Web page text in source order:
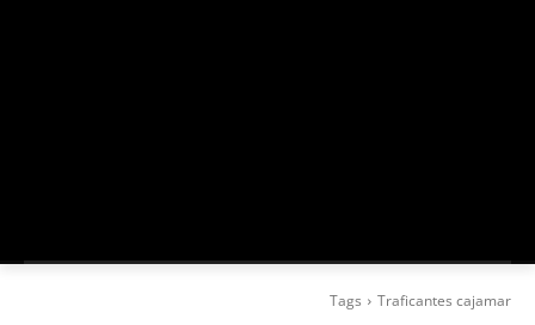
Tags Traficantes cajamar